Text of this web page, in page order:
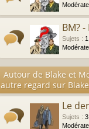
BM?
Sujets : 1
Autour de Blake et
autre regard sur
Le
Sujets : 3